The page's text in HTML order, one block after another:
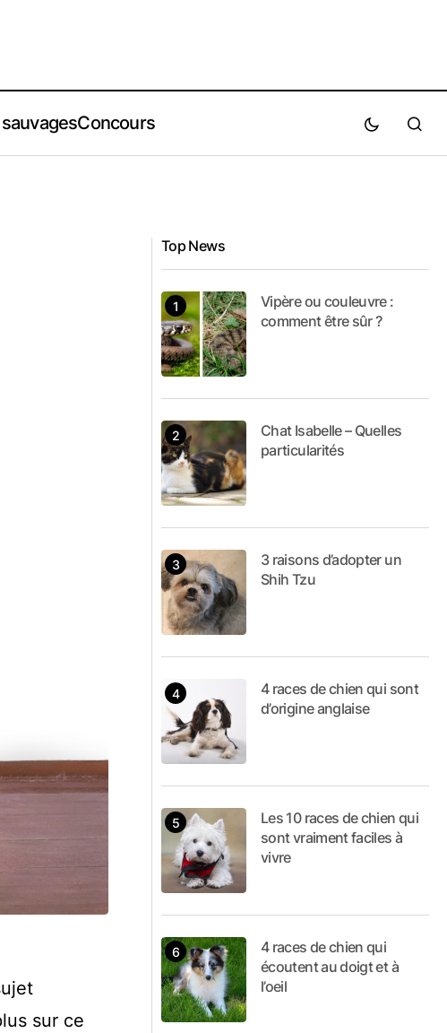
Concours
sur ce
Top News
Vipère ou couleuvre :
comment être sûr ?
Chat Isabelle – Quelles
particularités
3 raisons d’adopter un
Shih Tzu
4 races de chien qui sont
d’origine anglaise
Les 10 races de chien qui
sont vraiment faciles à
vivre
4 races de chien qui
écoutent au doigt et à
l’oeil